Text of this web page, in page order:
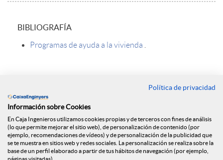
v
o
A
1
2
BIBLIOGRAFÍA
Programas de ayuda a la vivienda
Encuéntranos en
Política de privacidad
Información sobre Cookies
En Caja Ingenieros utilizamos cookies propias y de terceros con fines de análisis
(lo que permite mejorar el sitio web), de personalización de contenido (por
ejemplo, recomendaciones de vídeos) y de personalización de la publicidad que
se te muestra en sitios web y redes sociales. La personalización se realiza sobre la
base de un perfil elaborado a partir de tus hábitos de navegación (por ejemplo,